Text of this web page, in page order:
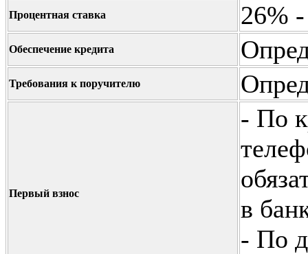
Процентная ставка 26%
Обеспечение кредита
Требования к поручителю
Первый взнос
- По
в
- По